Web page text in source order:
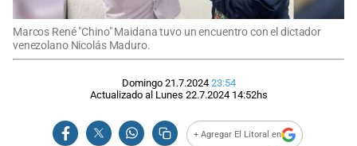
Marcos René "Chino" Maidana tuvo un encuentro con el dictador
venezolano Nicolás Maduro.
Domingo 21.7.2024 23:54
Actualizado al Lunes 22.7.2024 14:52hs
+ Agregar El Litoral en